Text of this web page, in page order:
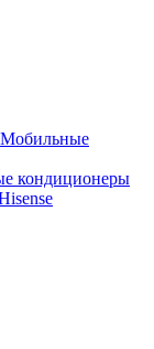
Мобильные
кондиционеры